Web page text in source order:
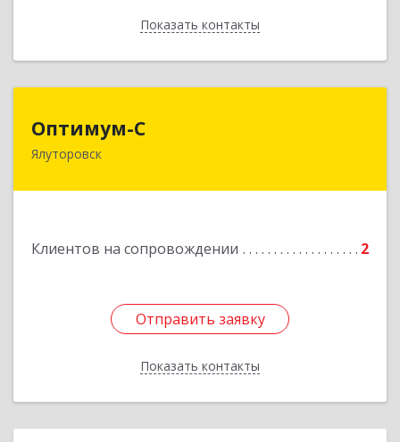
Показать контакты
Назад
Оптимум-С
Ялуторовск
Клиентов на сопровождении 2
Отправить заявку
Показать контакты
Отправить заявку
Назад